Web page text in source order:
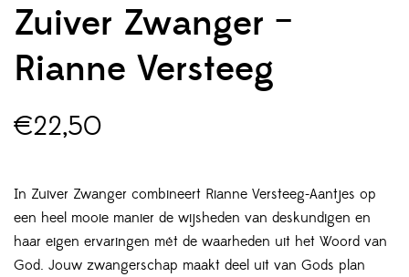
Zuiver Zwanger –
Rianne Versteeg
€22,50
In Zuiver Zwanger combineert Rianne Versteeg-Aantjes op
een heel mooie manier de wijsheden van deskundigen en
haar eigen ervaringen mét de waarheden uit het Woord van
God. Jouw zwangerschap maakt deel uit van Gods plan